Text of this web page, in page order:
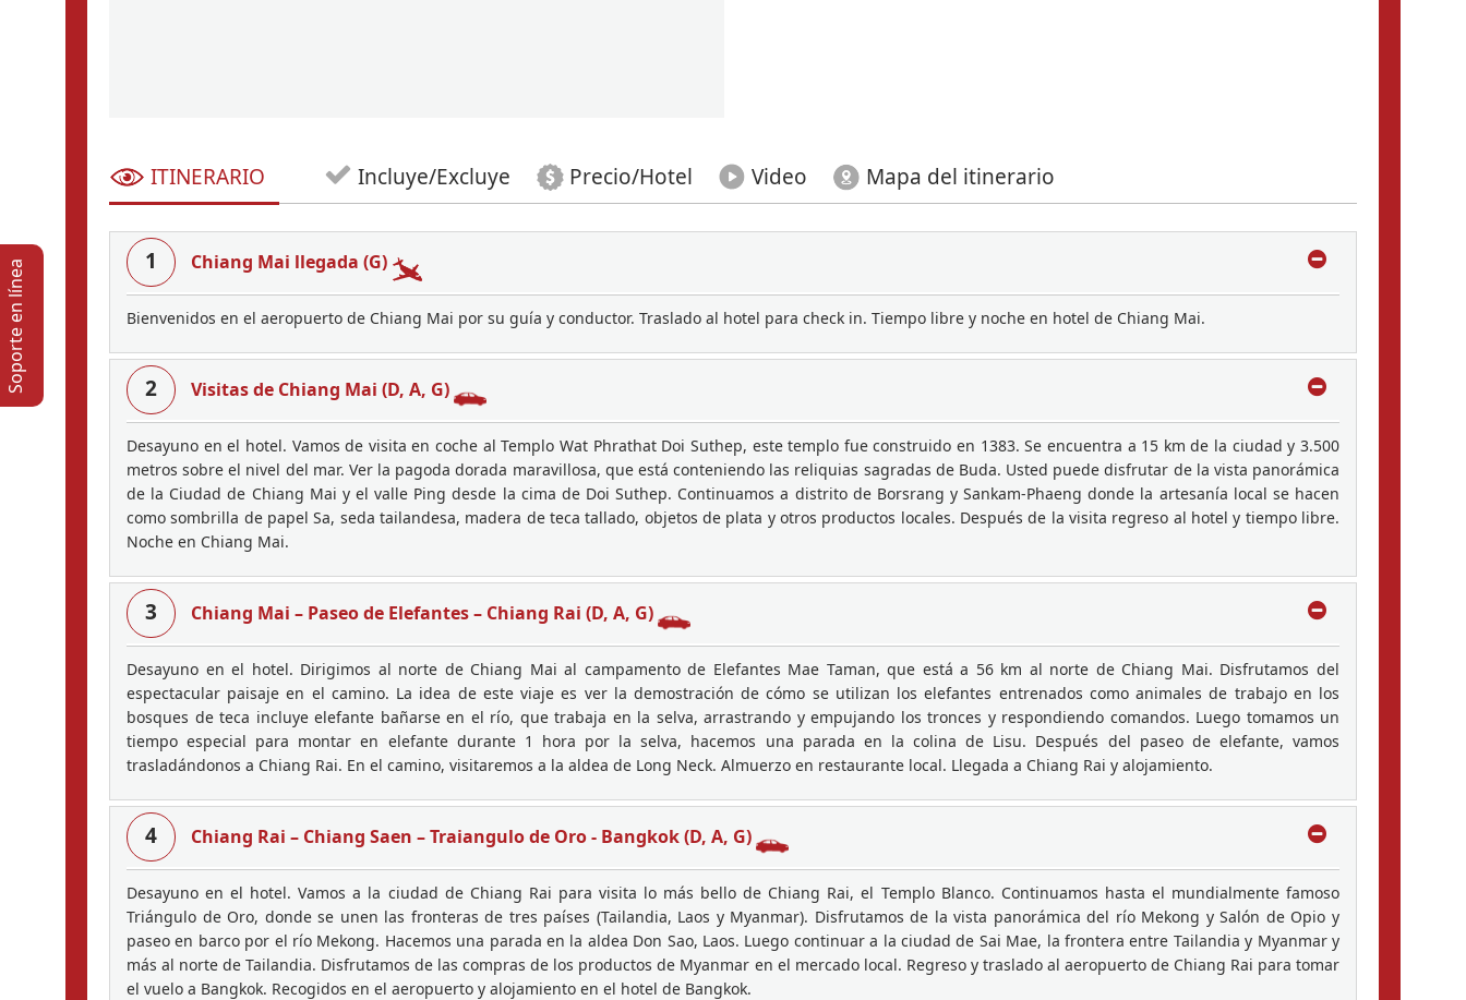
ITINERARIO Incluye/Excluye Precio/Hotel Video Mapa del itinerario
1 Chiang Mai llegada (G)
Bienvenidos en el aeropuerto de Chiang Mai por su guía y conductor. Traslado al hotel para check in. Tiempo libre y noche en hotel de Chiang Mai.
2 Visitas de Chiang Mai (D, A, G)
Desayuno en el hotel. Vamos de visita en coche al Templo Wat Phrathat Doi Suthep, este templo fue construido en 1383. Se encuentra a 15 km de la ciudad y 3.500
metros sobre el nivel del mar. Ver la pagoda dorada maravillosa, que está conteniendo las reliquias sagradas de Buda. Usted puede disfrutar de la vista panorámica
de la Ciudad de Chiang Mai y el valle Ping desde la cima de Doi Suthep. Continuamos a distrito de Borsrang y Sankam-Phaeng donde la artesanía local se hacen
como sombrilla de papel Sa, seda tailandesa, madera de teca tallado, objetos de plata y otros productos locales. Después de la visita regreso al hotel y tiempo libre.
Noche en Chiang Mai.
3 Chiang Mai – Paseo de Elefantes – Chiang Rai (D, A, G)
Desayuno en el hotel. Dirigimos al norte de Chiang Mai al campamento de Elefantes Mae Taman, que está a 56 km al norte de Chiang Mai. Disfrutamos del
espectacular paisaje en el camino. La idea de este viaje es ver la demostración de cómo se utilizan los elefantes entrenados como animales de trabajo en los
bosques de teca incluye elefante bañarse en el río, que trabaja en la selva, arrastrando y empujando los tronces y respondiendo comandos. Luego tomamos un
tiempo especial para montar en elefante durante 1 hora por la selva, hacemos una parada en la colina de Lisu. Después del paseo de elefante, vamos
trasladándonos a Chiang Rai. En el camino, visitaremos a la aldea de Long Neck. Almuerzo en restaurante local. Llegada a Chiang Rai y alojamiento.
4 Chiang Rai – Chiang Saen – Traiangulo de Oro - Bangkok (D, A, G)
Desayuno en el hotel. Vamos a la ciudad de Chiang Rai para visita lo más bello de Chiang Rai, el Templo Blanco. Continuamos hasta el mundialmente famoso
Triángulo de Oro, donde se unen las fronteras de tres países (Tailandia, Laos y Myanmar). Disfrutamos de la vista panorámica del río Mekong y Salón de Opio y
paseo en barco por el río Mekong. Hacemos una parada en la aldea Don Sao, Laos. Luego continuar a la ciudad de Sai Mae, la frontera entre Tailandia y Myanmar y
más al norte de Tailandia. Disfrutamos de las compras de los productos de Myanmar en el mercado local. Regreso y traslado al aeropuerto de Chiang Rai para tomar
el vuelo a Bangkok. Recogidos en el aeropuerto y alojamiento en el hotel de Bangkok.
Soporte en lí­nea